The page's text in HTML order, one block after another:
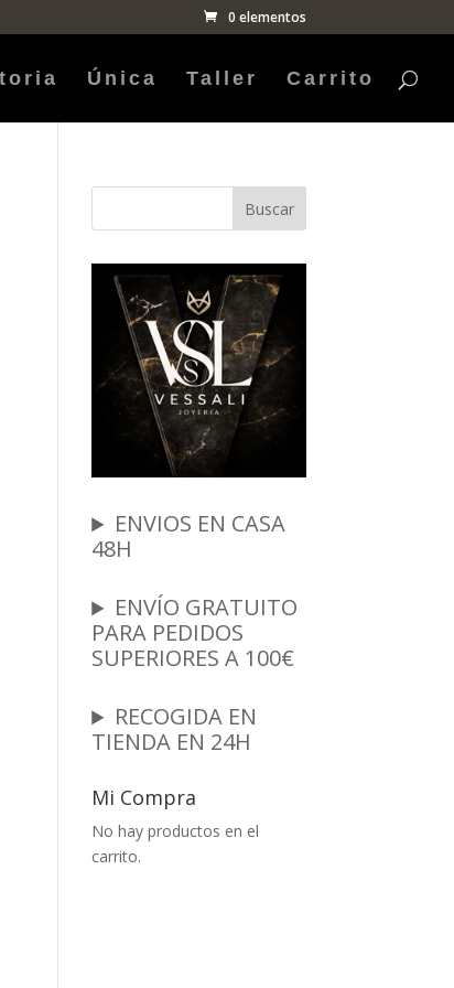
0 elementos
Única Taller Carrito
Buscar
ENVIOS EN CASA
48H
ENVÍO GRATUITO
PARA PEDIDOS
SUPERIORES A 100€
RECOGIDA EN
TIENDA EN 24H
Mi Compra
No hay productos en el
carrito.